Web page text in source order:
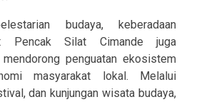
budaya, keberadaan
Pencak Silat Cimande juga
penguatan ekosistem
masyarakat lokal. Melalui
dan kunjungan wisata budaya,